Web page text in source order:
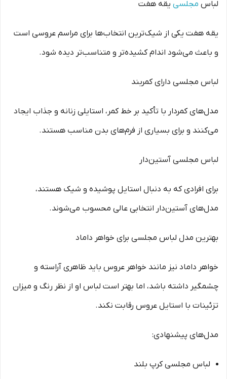
لباس مجلسی یقه هفت
یقه هفت یکی از شیک‌ترین انتخاب‌ها برای مراسم عروسی است
و باعث می‌شود اندام کشیده‌تر و متناسب‌تر دیده شود.
لباس مجلسی دارای کمربند
مدل‌های کمردار با تأکید بر خط کمر، استایلی زنانه و جذاب ایجاد
می‌کنند و برای بسیاری از فرم‌های بدن مناسب هستند.
لباس مجلسی آستین‌دار
برای افرادی که به دنبال استایل پوشیده و شیک هستند،
مدل‌های آستین‌دار انتخابی عالی محسوب می‌شوند.
بهترین مدل لباس مجلسی برای خواهر داماد
خواهر داماد نیز مانند خواهر عروس باید ظاهری آراسته و
چشمگیر داشته باشد، اما بهتر است لباس او از نظر رنگ و میزان
تزئینات با استایل عروس رقابت نکند.
مدل‌های پیشنهادی:
لباس مجلسی کرپ بلند